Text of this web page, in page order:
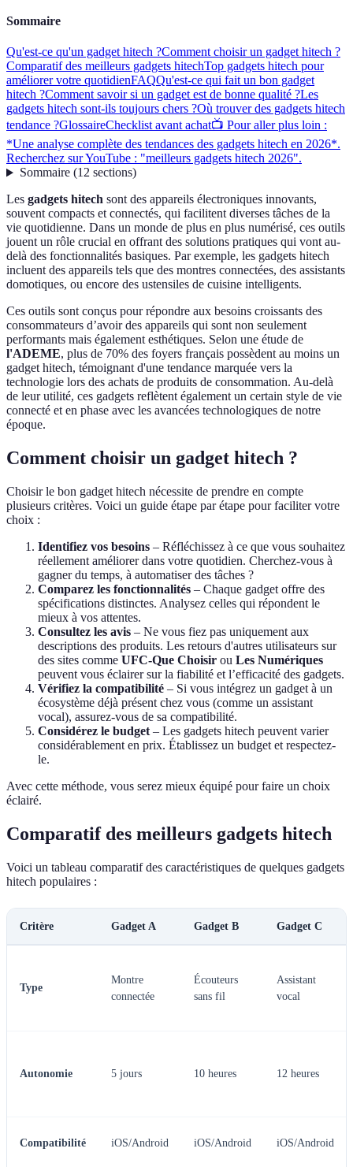
Sommaire
Qu'est-ce qu'un gadget hitech ?Comment choisir un gadget hitech ?
Comparatif des meilleurs gadgets hitechTop gadgets hitech pour
améliorer votre quotidienFAQQu'est-ce qui fait un bon gadget
hitech ?Comment savoir si un gadget est de bonne qualité ?Les
gadgets hitech sont-ils toujours chers ?Où trouver des gadgets hitech
tendance ?GlossaireChecklist avant achat📺 Pour aller plus loin :
*Une analyse complète des tendances des gadgets hitech en 2026*.
Recherchez sur YouTube : "meilleurs gadgets hitech 2026".
Sommaire(12 sections)
Les gadgets hitech sont des appareils électroniques innovants,
souvent compacts et connectés, qui facilitent diverses tâches de la
vie quotidienne. Dans un monde de plus en plus numérisé, ces outils
jouent un rôle crucial en offrant des solutions pratiques qui vont au-
delà des fonctionnalités basiques. Par exemple, les gadgets hitech
incluent des appareils tels que des montres connectées, des assistants
domotiques, ou encore des ustensiles de cuisine intelligents.
Ces outils sont conçus pour répondre aux besoins croissants des
consommateurs d’avoir des appareils qui sont non seulement
performants mais également esthétiques. Selon une étude de
l'ADEME, plus de 70% des foyers français possèdent au moins un
gadget hitech, témoignant d'une tendance marquée vers la
technologie lors des achats de produits de consommation. Au-delà
de leur utilité, ces gadgets reflètent également un certain style de vie
connecté et en phase avec les avancées technologiques de notre
époque.
Comment choisir un gadget hitech ?
Choisir le bon gadget hitech nécessite de prendre en compte
plusieurs critères. Voici un guide étape par étape pour faciliter votre
choix :
Identifiez vos besoins – Réfléchissez à ce que vous souhaitez
réellement améliorer dans votre quotidien. Cherchez-vous à
gagner du temps, à automatiser des tâches ?
Comparez les fonctionnalités – Chaque gadget offre des
spécifications distinctes. Analysez celles qui répondent le
mieux à vos attentes.
Consultez les avis – Ne vous fiez pas uniquement aux
descriptions des produits. Les retours d'autres utilisateurs sur
des sites comme UFC-Que Choisir ou Les Numériques
peuvent vous éclairer sur la fiabilité et l’efficacité des gadgets.
Vérifiez la compatibilité – Si vous intégrez un gadget à un
écosystème déjà présent chez vous (comme un assistant
vocal), assurez-vous de sa compatibilité.
Considérez le budget – Les gadgets hitech peuvent varier
considérablement en prix. Établissez un budget et respectez-
le.
Avec cette méthode, vous serez mieux équipé pour faire un choix
éclairé.
Comparatif des meilleurs gadgets hitech
Voici un tableau comparatif des caractéristiques de quelques gadgets
hitech populaires :
Critère Gadget A Gadget B Gadget C
Type
Montre
connectée
Écouteurs
sans fil
Assistant
vocal
Autonomie 5 jours 10 heures 12 heures
Compatibilité iOS/Android iOS/Android iOS/Android